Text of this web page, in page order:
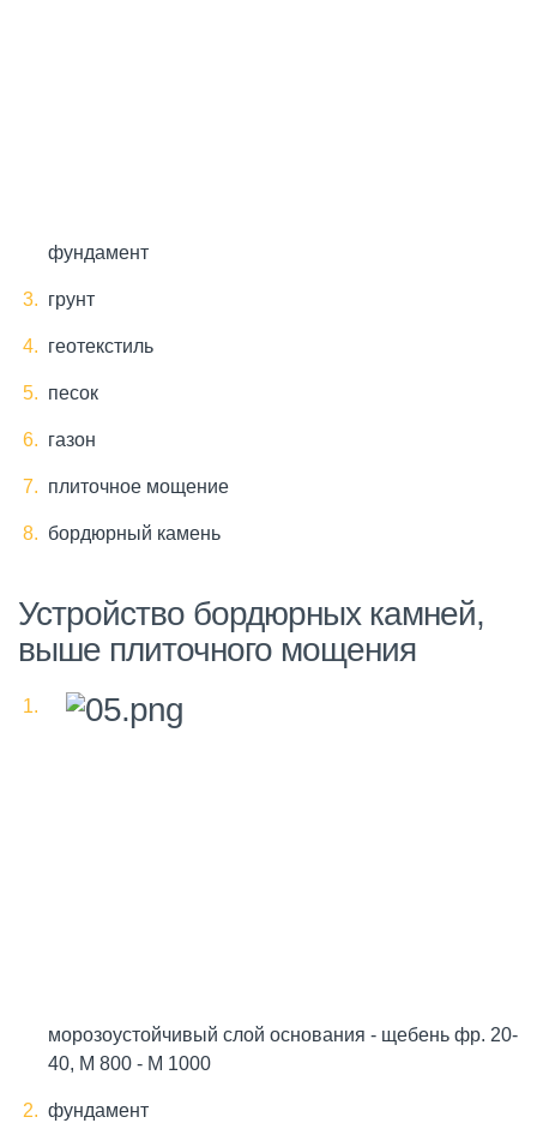
фундамент
грунт
геотекстиль
песок
газон
плиточное мощение
бордюрный камень
Устройство бордюрных камней,
выше плиточного мощения
морозоустойчивый слой основания - щебень фр. 20-
40, М 800 - М 1000
фундамент